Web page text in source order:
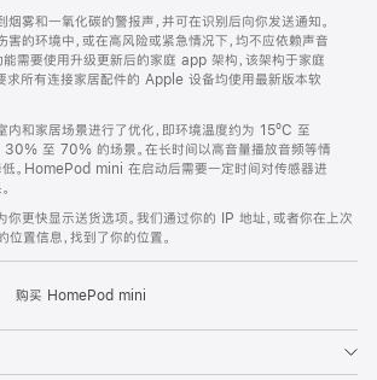
烟雾和一氧化碳的警报声，并可在识别后向你发送通知。
害的环境中，或在高风险或紧急情况下，均不应依赖声音
能需要使用升级更新后的家庭 app 架构，该架构于家庭
求所有连接家居配件的 Apple 设备均使用最新版本软
内和家居场景进行了优化，即环境温度约为 15ºC 至
30% 至 70% 的场景。在长时间以高音量播放音频等情
低。HomePod mini 在启动后需要一定时间对传感器进
你更快显示送货选项。我们通过你的 IP 地址，或者你在上次
置信息，找到了你的位置。
购买 HomePod mini